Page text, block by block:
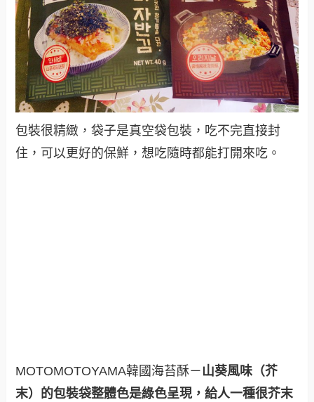
包裝很精緻，袋子是真空袋包裝，吃不完直接封
住，可以更好的保鮮，想吃隨時都能打開來吃。
MOTOMOTOYAMA韓國海苔酥－ 山葵風味（芥
末）的包裝袋整體色是綠色呈現，給人一種很芥末